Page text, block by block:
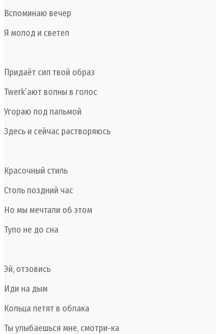
Вспоминаю вечер
Я молод и светел
Придаёт сил твой образ
Twerk’ают волны в голос
Угораю под пальмой
Здесь и сейчас растворяюсь
Красочный стиль
Столь поздний час
Но мы мечтали об этом
Тупо не до сна
Эй, отзовись
Иди на дым
Кольца летят в облака
Ты улыбаешься мне, смотри-ка